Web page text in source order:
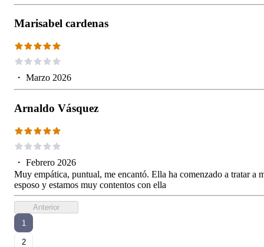
Marisabel cardenas
・ Marzo 2026
Arnaldo Vásquez
・ Febrero 2026
Muy empática, puntual, me encantó. Ella ha comenzado a tratar a
esposo y estamos muy contentos con ella
Anterior
1
2